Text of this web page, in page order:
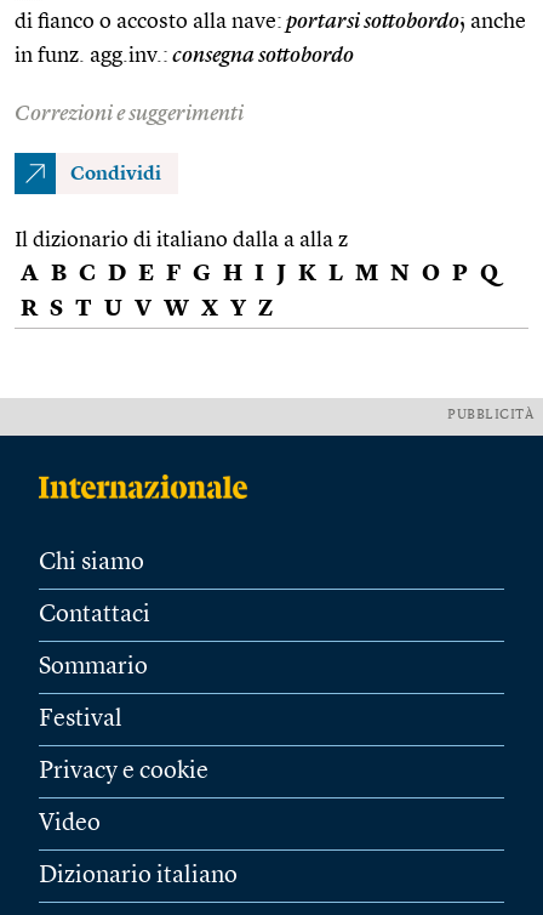
di fianco o accosto alla nave: portarsi sottobordo; anche
in funz. agg.inv.: consegna sottobordo
Correzioni e suggerimenti
Condividi
Il dizionario di italiano dalla a alla z
A B C D E F G H I J K L M N O P Q
R S T U V W X Y Z
PUBBLICITÀ
Chi siamo
Contattaci
Sommario
Festival
Privacy e cookie
Video
Dizionario italiano